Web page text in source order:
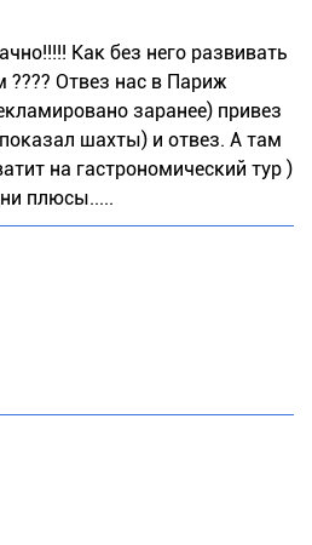
Как без него развивать
Отвез нас в Париж
заранее) привез
шахты) и отвез. А там
на гастрономический тур )
плюсы.....